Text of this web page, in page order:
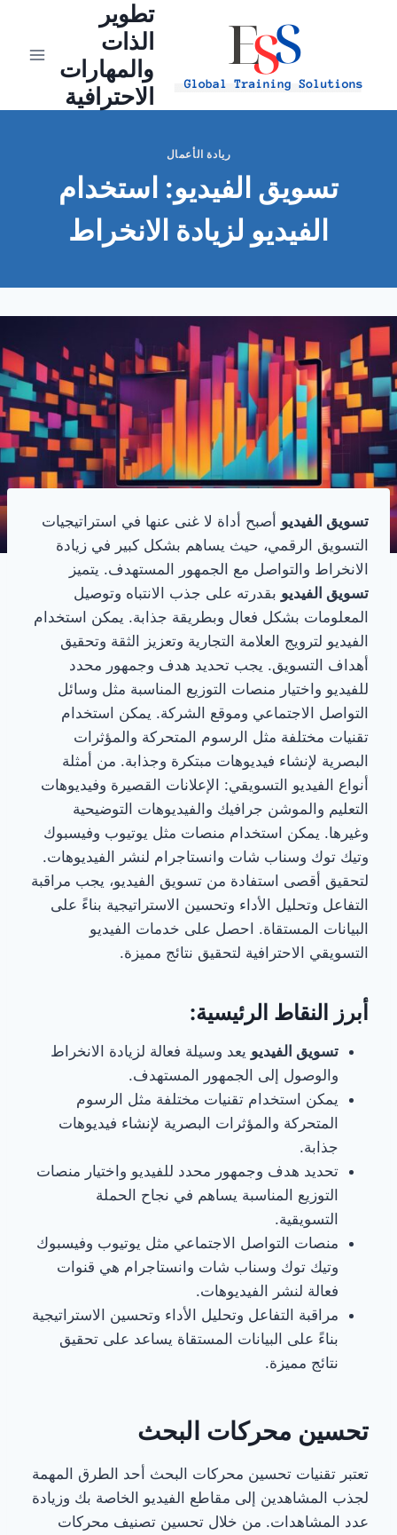
تطوير
الذات
والمهارات
الاحترافية
ريادة الأعمال
تسويق الفيديو: استخدام
الفيديو لزيادة الانخراط
تسويق الفيديو أصبح أداة لا غنى عنها في استراتيجيات
التسويق الرقمي، حيث يساهم بشكل كبير في زيادة
الانخراط والتواصل مع الجمهور المستهدف. يتميز
تسويق الفيديو بقدرته على جذب الانتباه وتوصيل
المعلومات بشكل فعال وبطريقة جذابة. يمكن استخدام
الفيديو لترويج العلامة التجارية وتعزيز الثقة وتحقيق
أهداف التسويق. يجب تحديد هدف وجمهور محدد
للفيديو واختيار منصات التوزيع المناسبة مثل وسائل
التواصل الاجتماعي وموقع الشركة. يمكن استخدام
تقنيات مختلفة مثل الرسوم المتحركة والمؤثرات
البصرية لإنشاء فيديوهات مبتكرة وجذابة. من أمثلة
أنواع الفيديو التسويقي: الإعلانات القصيرة وفيديوهات
التعليم والموشن جرافيك والفيديوهات التوضيحية
وغيرها. يمكن استخدام منصات مثل يوتيوب وفيسبوك
وتيك توك وسناب شات وانستاجرام لنشر الفيديوهات.
لتحقيق أقصى استفادة من تسويق الفيديو، يجب مراقبة
التفاعل وتحليل الأداء وتحسين الاستراتيجية بناءً على
البيانات المستقاة. احصل على خدمات الفيديو
التسويقي الاحترافية لتحقيق نتائج مميزة.
أبرز النقاط الرئيسية:
تسويق الفيديو يعد وسيلة فعالة لزيادة الانخراط
والوصول إلى الجمهور المستهدف.
يمكن استخدام تقنيات مختلفة مثل الرسوم
المتحركة والمؤثرات البصرية لإنشاء فيديوهات
جذابة.
تحديد هدف وجمهور محدد للفيديو واختيار منصات
التوزيع المناسبة يساهم في نجاح الحملة
التسويقية.
منصات التواصل الاجتماعي مثل يوتيوب وفيسبوك
وتيك توك وسناب شات وانستاجرام هي قنوات
فعالة لنشر الفيديوهات.
مراقبة التفاعل وتحليل الأداء وتحسين الاستراتيجية
بناءً على البيانات المستقاة يساعد على تحقيق
نتائج مميزة.
تحسين محركات البحث
تعتبر تقنيات تحسين محركات البحث أحد الطرق المهمة
لجذب المشاهدين إلى مقاطع الفيديو الخاصة بك وزيادة
عدد المشاهدات. من خلال تحسين تصنيف محركات